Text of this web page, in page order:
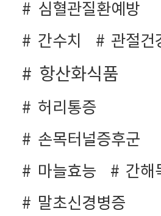
심혈관질환예방
간수치
관절건
항산화식품
허리통증
손목터널증후군
마늘효능
간해
말초신경병증